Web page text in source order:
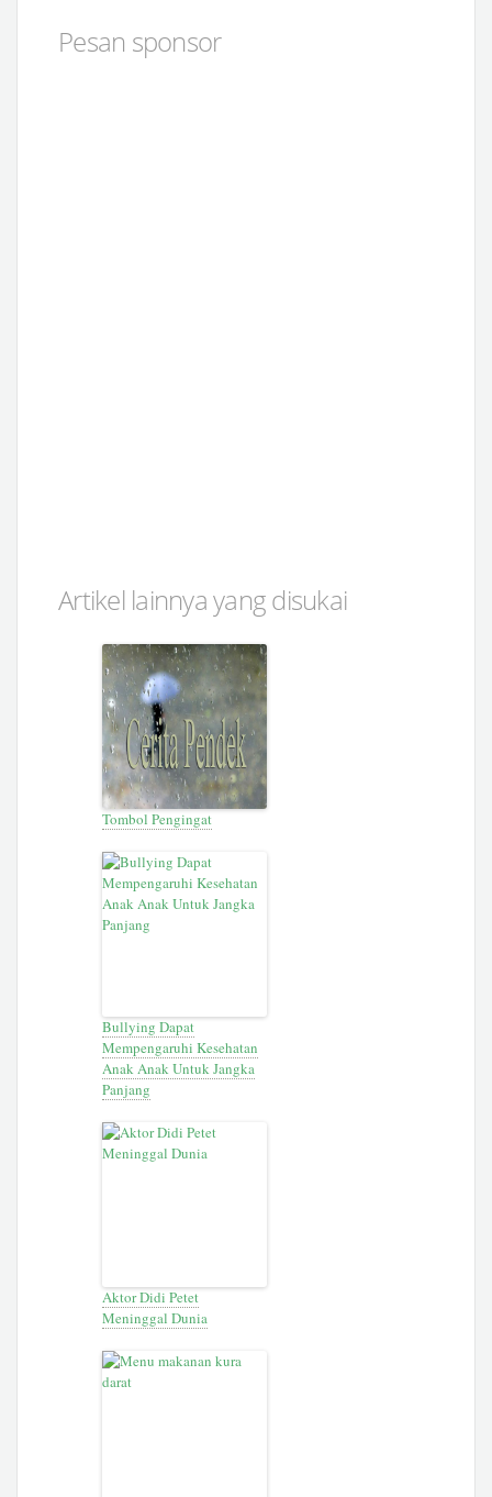
Pesan sponsor
Artikel lainnya yang disukai
Tombol Pengingat
Bullying Dapat
Mempengaruhi Kesehatan
Anak Anak Untuk Jangka
Panjang
Aktor Didi Petet
Meninggal Dunia